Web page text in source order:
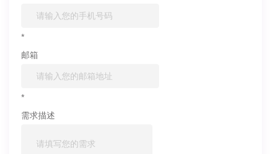
*
邮箱
*
需求描述